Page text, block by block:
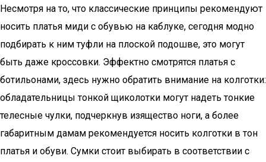
Несмотря на то, что классические принципы рекомендуют
носить платья миди с обувью на каблуке, сегодня модно
подбирать к ним туфли на плоской подошве, это могут
быть даже кроссовки. Эффектно смотрятся платья с
ботильонами, здесь нужно обратить внимание на колготки:
обладательницы тонкой щиколотки могут надеть тонкие
телесные чулки, подчеркнув изящество ноги, а более
габаритным дамам рекомендуется носить колготки в тон
платья и обуви. Сумки стоит выбирать в соответствии с